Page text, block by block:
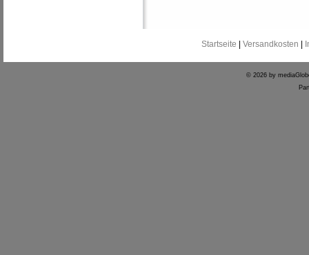
Startseite Versandkosten
© 2026 by